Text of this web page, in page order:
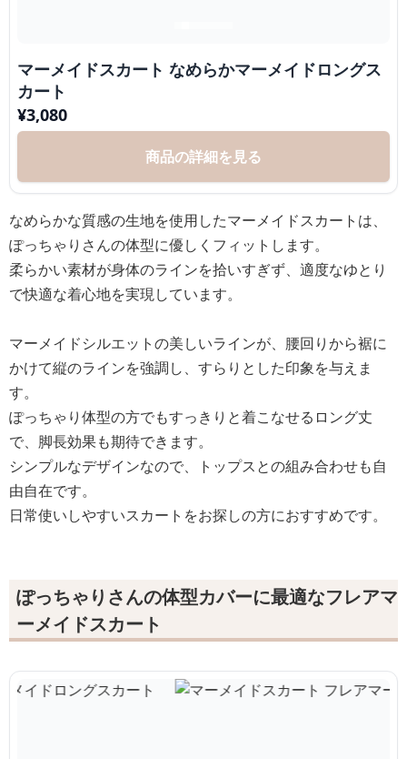
マーメイドスカート なめらかマーメイドロングス
カート
¥3,080
商品の詳細を見る
なめらかな質感の生地を使用したマーメイドスカートは、
ぽっちゃりさんの体型に優しくフィットします。
柔らかい素材が身体のラインを拾いすぎず、適度なゆとり
で快適な着心地を実現しています。
マーメイドシルエットの美しいラインが、腰回りから裾に
かけて縦のラインを強調し、すらりとした印象を与えま
す。
ぽっちゃり体型の方でもすっきりと着こなせるロング丈
で、脚長効果も期待できます。
シンプルなデザインなので、トップスとの組み合わせも自
由自在です。
日常使いしやすいスカートをお探しの方におすすめです。
ぽっちゃりさんの体型カバーに最適なフレアマ
ーメイドスカート